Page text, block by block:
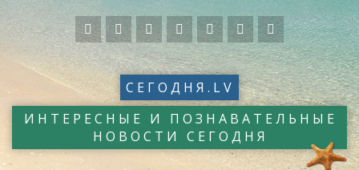
СЕГОДНЯ.LV
ИНТЕРЕСНЫЕ И ПОЗНАВАТЕЛЬНЫЕ
НОВОСТИ СЕГОДНЯ